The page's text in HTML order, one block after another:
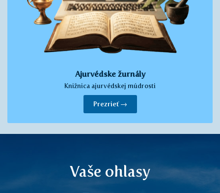
Ajurvédske žurnály
Knižnica ajurvédskej múdrosti
Prezrieť →
Vaše ohlasy